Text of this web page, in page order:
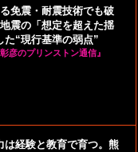
免震・耐震技術でも破
震の「想定を超えた揺
た“現行基準の弱点”
彦のプリンストン通信』
は経験と教育で育つ。熊